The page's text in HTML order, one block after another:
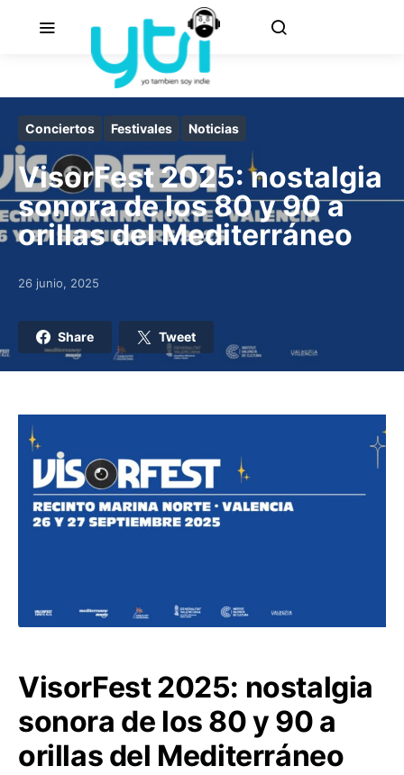
Conciertos Festivales Noticias
VisorFest 2025: nostalgia
sonora de los 80 y 90 a
orillas del Mediterráneo
Posted on
26 junio, 2025
Share Tweet
VisorFest 2025: nostalgia
sonora de los 80 y 90 a
orillas del Mediterráneo